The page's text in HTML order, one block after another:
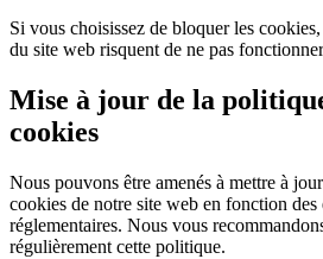
Si vous choisissez de bloquer les
du site web risquent de ne pas
Mise à jour de la
cookies
Nous pouvons être amenés à mettre à
cookies de notre site web en fonction
réglementaires. Nous vous
régulièrement cette politique.